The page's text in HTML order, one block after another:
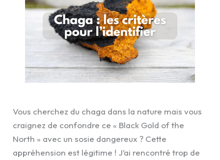
Vous cherchez du chaga dans la nature mais vous
craignez de confondre ce « Black Gold of the
North » avec un sosie dangereux ? Cette
appréhension est légitime ! J’ai rencontré trop de